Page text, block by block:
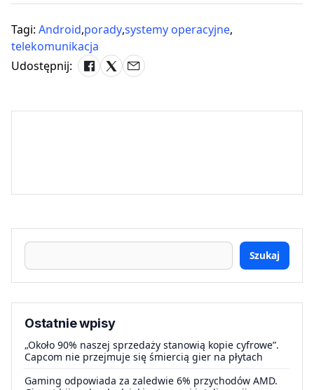
Tagi: Android,porady,systemy operacyjne,
telekomunikacja
Udostępnij:
Szukaj
Ostatnie wpisy
„Około 90% naszej sprzedaży stanowią kopie cyfrowe”.
Capcom nie przejmuje się śmiercią gier na płytach
Gaming odpowiada za zaledwie 6% przychodów AMD.